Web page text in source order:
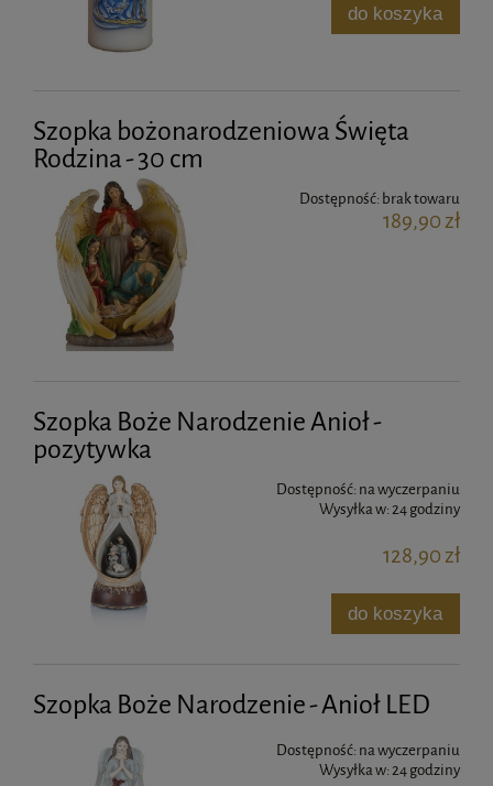
do koszyka
Szopka bożonarodzeniowa Święta
Rodzina - 30 cm
Dostępność: brak towaru
189,90 zł
Szopka Boże Narodzenie Anioł -
pozytywka
Dostępność: na wyczerpaniu
Wysyłka w:24 godziny
128,90 zł
do koszyka
Szopka Boże Narodzenie - Anioł LED
Dostępność: na wyczerpaniu
Wysyłka w:24 godziny